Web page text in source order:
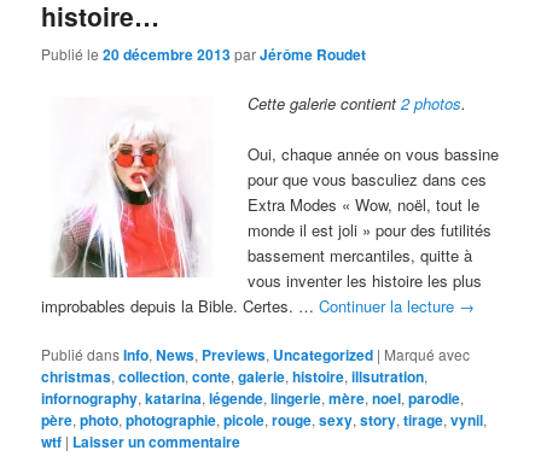
histoire…
Publié le20 décembre 2013parJérôme Roudet
Cette galerie contient2 photos.
Oui, chaque année on vous bassine
pour que vous basculiez dans ces
Extra Modes « Wow, noël, tout le
monde il est joli » pour des futilités
bassement mercantiles, quitte à
vous inventer les histoire les plus
improbables depuis la Bible. Certes. …Continuer la lecture →
Publié dansInfo,News, Previews, Uncategorized | Marqué avec
christmas,collection,conte,galerie,histoire,illsutration,
infornography,katarina,légende,lingerie,mère,noel,parodie,
père,photo,photographie,picole,rouge,sexy,story,tirage,vynil,
wtf | Laisser un commentaire